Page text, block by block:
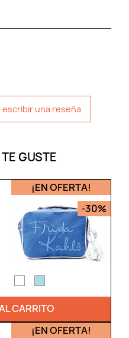
escribir una reseña
GUSTE
¡EN OFERTA!
-30%
CARRITO
¡EN OFERTA!